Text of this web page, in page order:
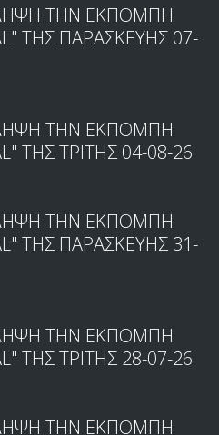
ΤΗΝ ΕΚΠΟΜΠΗ
ΤΗΣ ΠΑΡΑΣΚΕΥΗΣ 07-
ΤΗΝ ΕΚΠΟΜΠΗ
ΤΗΣ ΤΡΙΤΗΣ 04-08-26
ΤΗΝ ΕΚΠΟΜΠΗ
ΤΗΣ ΠΑΡΑΣΚΕΥΗΣ 31-
ΤΗΝ ΕΚΠΟΜΠΗ
ΤΗΣ ΤΡΙΤΗΣ 28-07-26
ΤΗΝ ΕΚΠΟΜΠΗ